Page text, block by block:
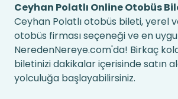
Ceyhan Polatlı Online Otobüs
Ceyhan Polatlı otobüs bileti, yerel
otobüs firması seçeneği ve en
NeredenNereye.com'da! Birkaç
biletinizi dakikalar içerisinde satın
yolculuğa başlayabilirsiniz.